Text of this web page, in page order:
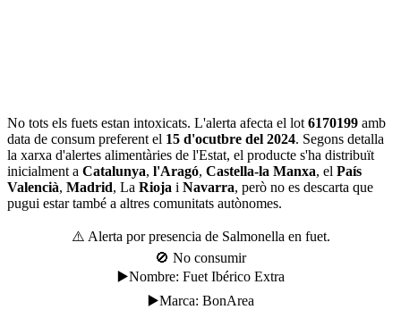
No tots els fuets estan intoxicats. L'alerta afecta el lot 6170199 amb
data de consum preferent el 15 d'ocutbre del 2024. Segons detalla
la xarxa d'alertes alimentàries de l'Estat, el producte s'ha distribuït
inicialment a Catalunya, l'Aragó, Castella-la Manxa, el País
Valencià, Madrid, La Rioja i Navarra, però no es descarta que
pugui estar també a altres comunitats autònomes.
⚠️ Alerta por presencia de Salmonella en fuet.
🚫 No consumir
▶️Nombre: Fuet Ibérico Extra
▶️Marca: BonArea